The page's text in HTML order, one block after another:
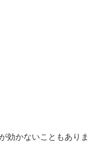
効かないこともありま